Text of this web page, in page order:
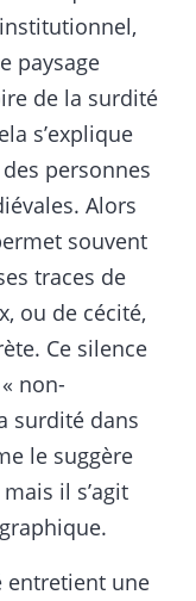
paysage
de la surdité
s’explique
personnes
Alors
souvent
traces de
ou de cécité,
Ce silence
non-
surdité dans
le suggère
il s’agit
entretient une